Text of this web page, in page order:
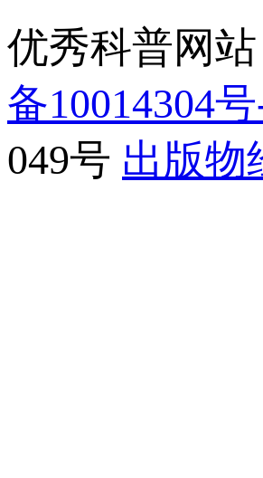
优秀科普网站
备10014304
049号 出版物